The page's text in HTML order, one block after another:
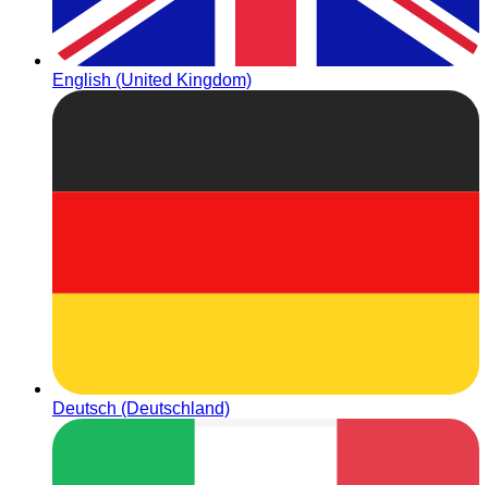
English (United Kingdom)
Deutsch (Deutschland)